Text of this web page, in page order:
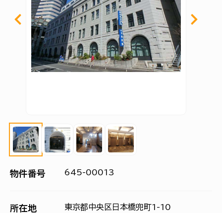
物件番号 645-00013
所在地 東京都中央区日本橋兜町1-10